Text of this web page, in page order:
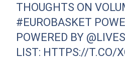
THOUGHTS ON
#EUROBASKET
POWERED BY
LIST: HTTPS://T.CO/